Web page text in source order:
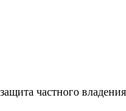
частного владения